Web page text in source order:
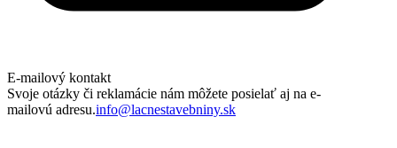
E-mailový kontakt
Svoje otázky či reklamácie nám môžete posielať aj na e-
mailovú adresu.info@lacnestavebniny.sk